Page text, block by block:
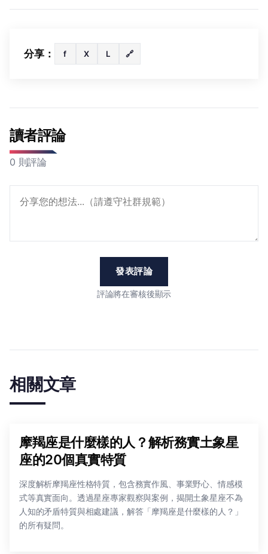
分享： f X L 🔗
讀者評論
0 則評論
發表評論
評論將在審核後顯示
相關文章
摩羯座是什麼樣的人？解析務實土象星
座的20個真實特質
深度解析摩羯座性格特質，包含務實作風、事業野心、情感模
式等真實面向。透過星座專家觀察與案例，揭開土象星座不為
人知的矛盾特質與相處建議，解答「摩羯座是什麼樣的人？」
的所有疑問。